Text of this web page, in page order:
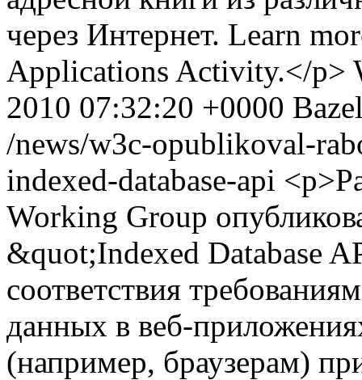
через Интернет. Learn
Applications Activity.</p>
2010 07:32:20 +0000
/news/w3c-opublikoval-
indexed-database-api
Working Group
&quot;Indexed Database
соответствия
данных в веб-
(например, браузерам)